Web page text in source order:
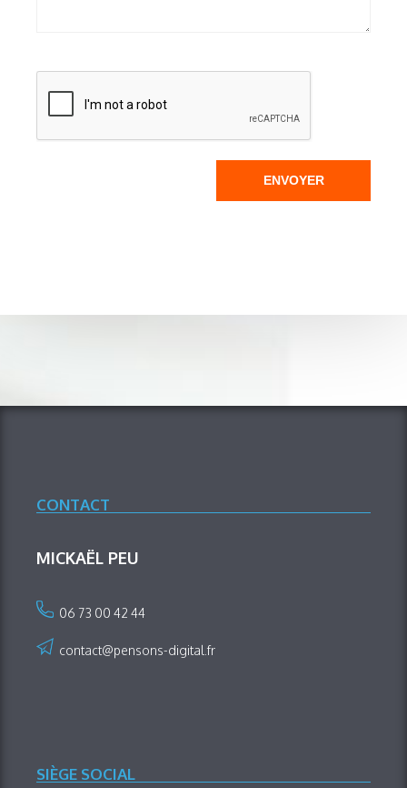
ENVOYER
CONTACT
MICKAËL PEU
06 73 00 42 44
contact@pensons-digital.fr
SIÈGE SOCIAL